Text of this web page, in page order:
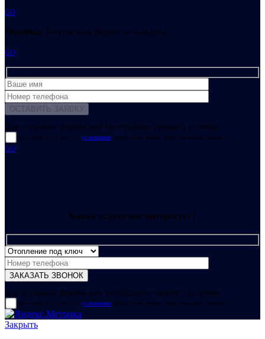
GO
Ошибка: Контактная форма не найдена.
GO
Для отправки формы вам необходимо принять условия:
прочитал и согласен с условиями обработки своих персональных данных
GO
Какая услуга вас интересует?
Для отправки формы вам необходимо принять условия:
прочитал и согласен с условиями обработки своих персональных данных
Закрыть